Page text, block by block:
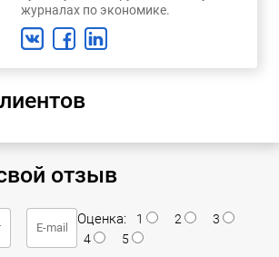
журналах по экономике.
отзыв
Оценка: 1 2
3
4
5